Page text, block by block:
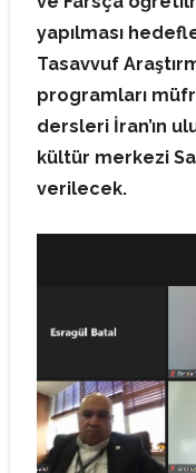
yapılması
Tasavvuf
programları
dersleri İran’ın
kültür merkezi
verilecek.